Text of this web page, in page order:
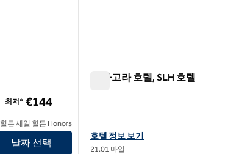
최저* €144
힐튼 세일 힐튼 Honors
날짜 선택
더 아고라 호텔, SLH 호텔
SLH 호텔 아고라 호텔의 호텔 정보 보기
호텔 정보 보기
21.01 마일